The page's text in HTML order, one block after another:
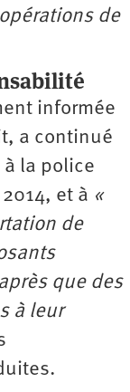
de
informée
a continué
la police
et à «
de
que des
à leur